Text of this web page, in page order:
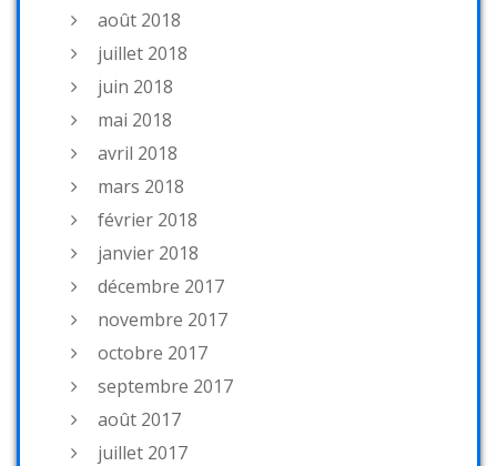
août 2018
juillet 2018
juin 2018
mai 2018
avril 2018
mars 2018
février 2018
janvier 2018
décembre 2017
novembre 2017
octobre 2017
septembre 2017
août 2017
juillet 2017